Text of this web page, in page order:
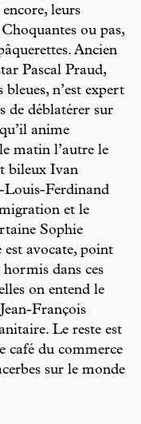
leurs
ou pas,
Ancien
Pascal Praud,
n’est expert
de déblatérer sur
anime
matin l’autre le
bileux Ivan
Louis-Ferdinand
et le
Sophie
est avocate, point
dans ces
on entend le
François
Le reste est
café du commerce
sur le monde